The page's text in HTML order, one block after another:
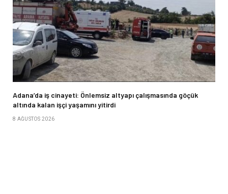
Adana’da iş cinayeti: Önlemsiz altyapı çalışmasında göçük
altında kalan işçi yaşamını yitirdi
8 AĞUSTOS 2026